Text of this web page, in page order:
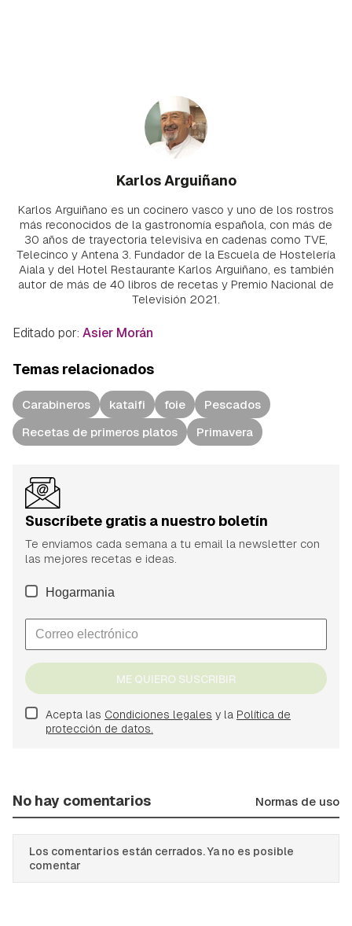
Karlos Arguiñano
Karlos Arguiñano es un cocinero vasco y uno de los rostros
más reconocidos de la gastronomía española, con más de
30 años de trayectoria televisiva en cadenas como TVE,
Telecinco y Antena 3. Fundador de la Escuela de Hostelería
Aiala y del Hotel Restaurante Karlos Arguiñano, es también
autor de más de 40 libros de recetas y Premio Nacional de
Televisión 2021.
Editado por: Asier Morán
Temas relacionados
Carabineros kataifi foie
Pescados
Recetas de primeros platos
Primavera
Suscríbete gratis a nuestro boletín
Te enviamos cada semana a tu email la newsletter con
las mejores recetas e ideas.
Hogarmania
ME QUIERO SUSCRIBIR
Acepta las Condiciones legales y la Política de
protección de datos.
No hay comentarios Normas de uso
Los comentarios están cerrados. Ya no es posible
comentar